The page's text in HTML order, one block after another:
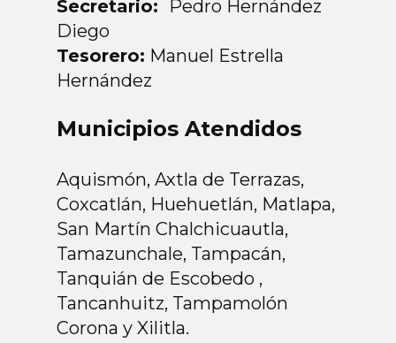
Secretario:
Pedro Hernández
Diego
Tesorero: Manuel Estrella
Hernández
Municipios Atendidos
Aquismón, Axtla de Terrazas,
Coxcatlán, Huehuetlán, Matlapa,
San Martín Chalchicuautla,
Tamazunchale, Tampacán,
Tanquián de Escobedo ,
Tancanhuitz, Tampamolón
Corona y Xilitla.